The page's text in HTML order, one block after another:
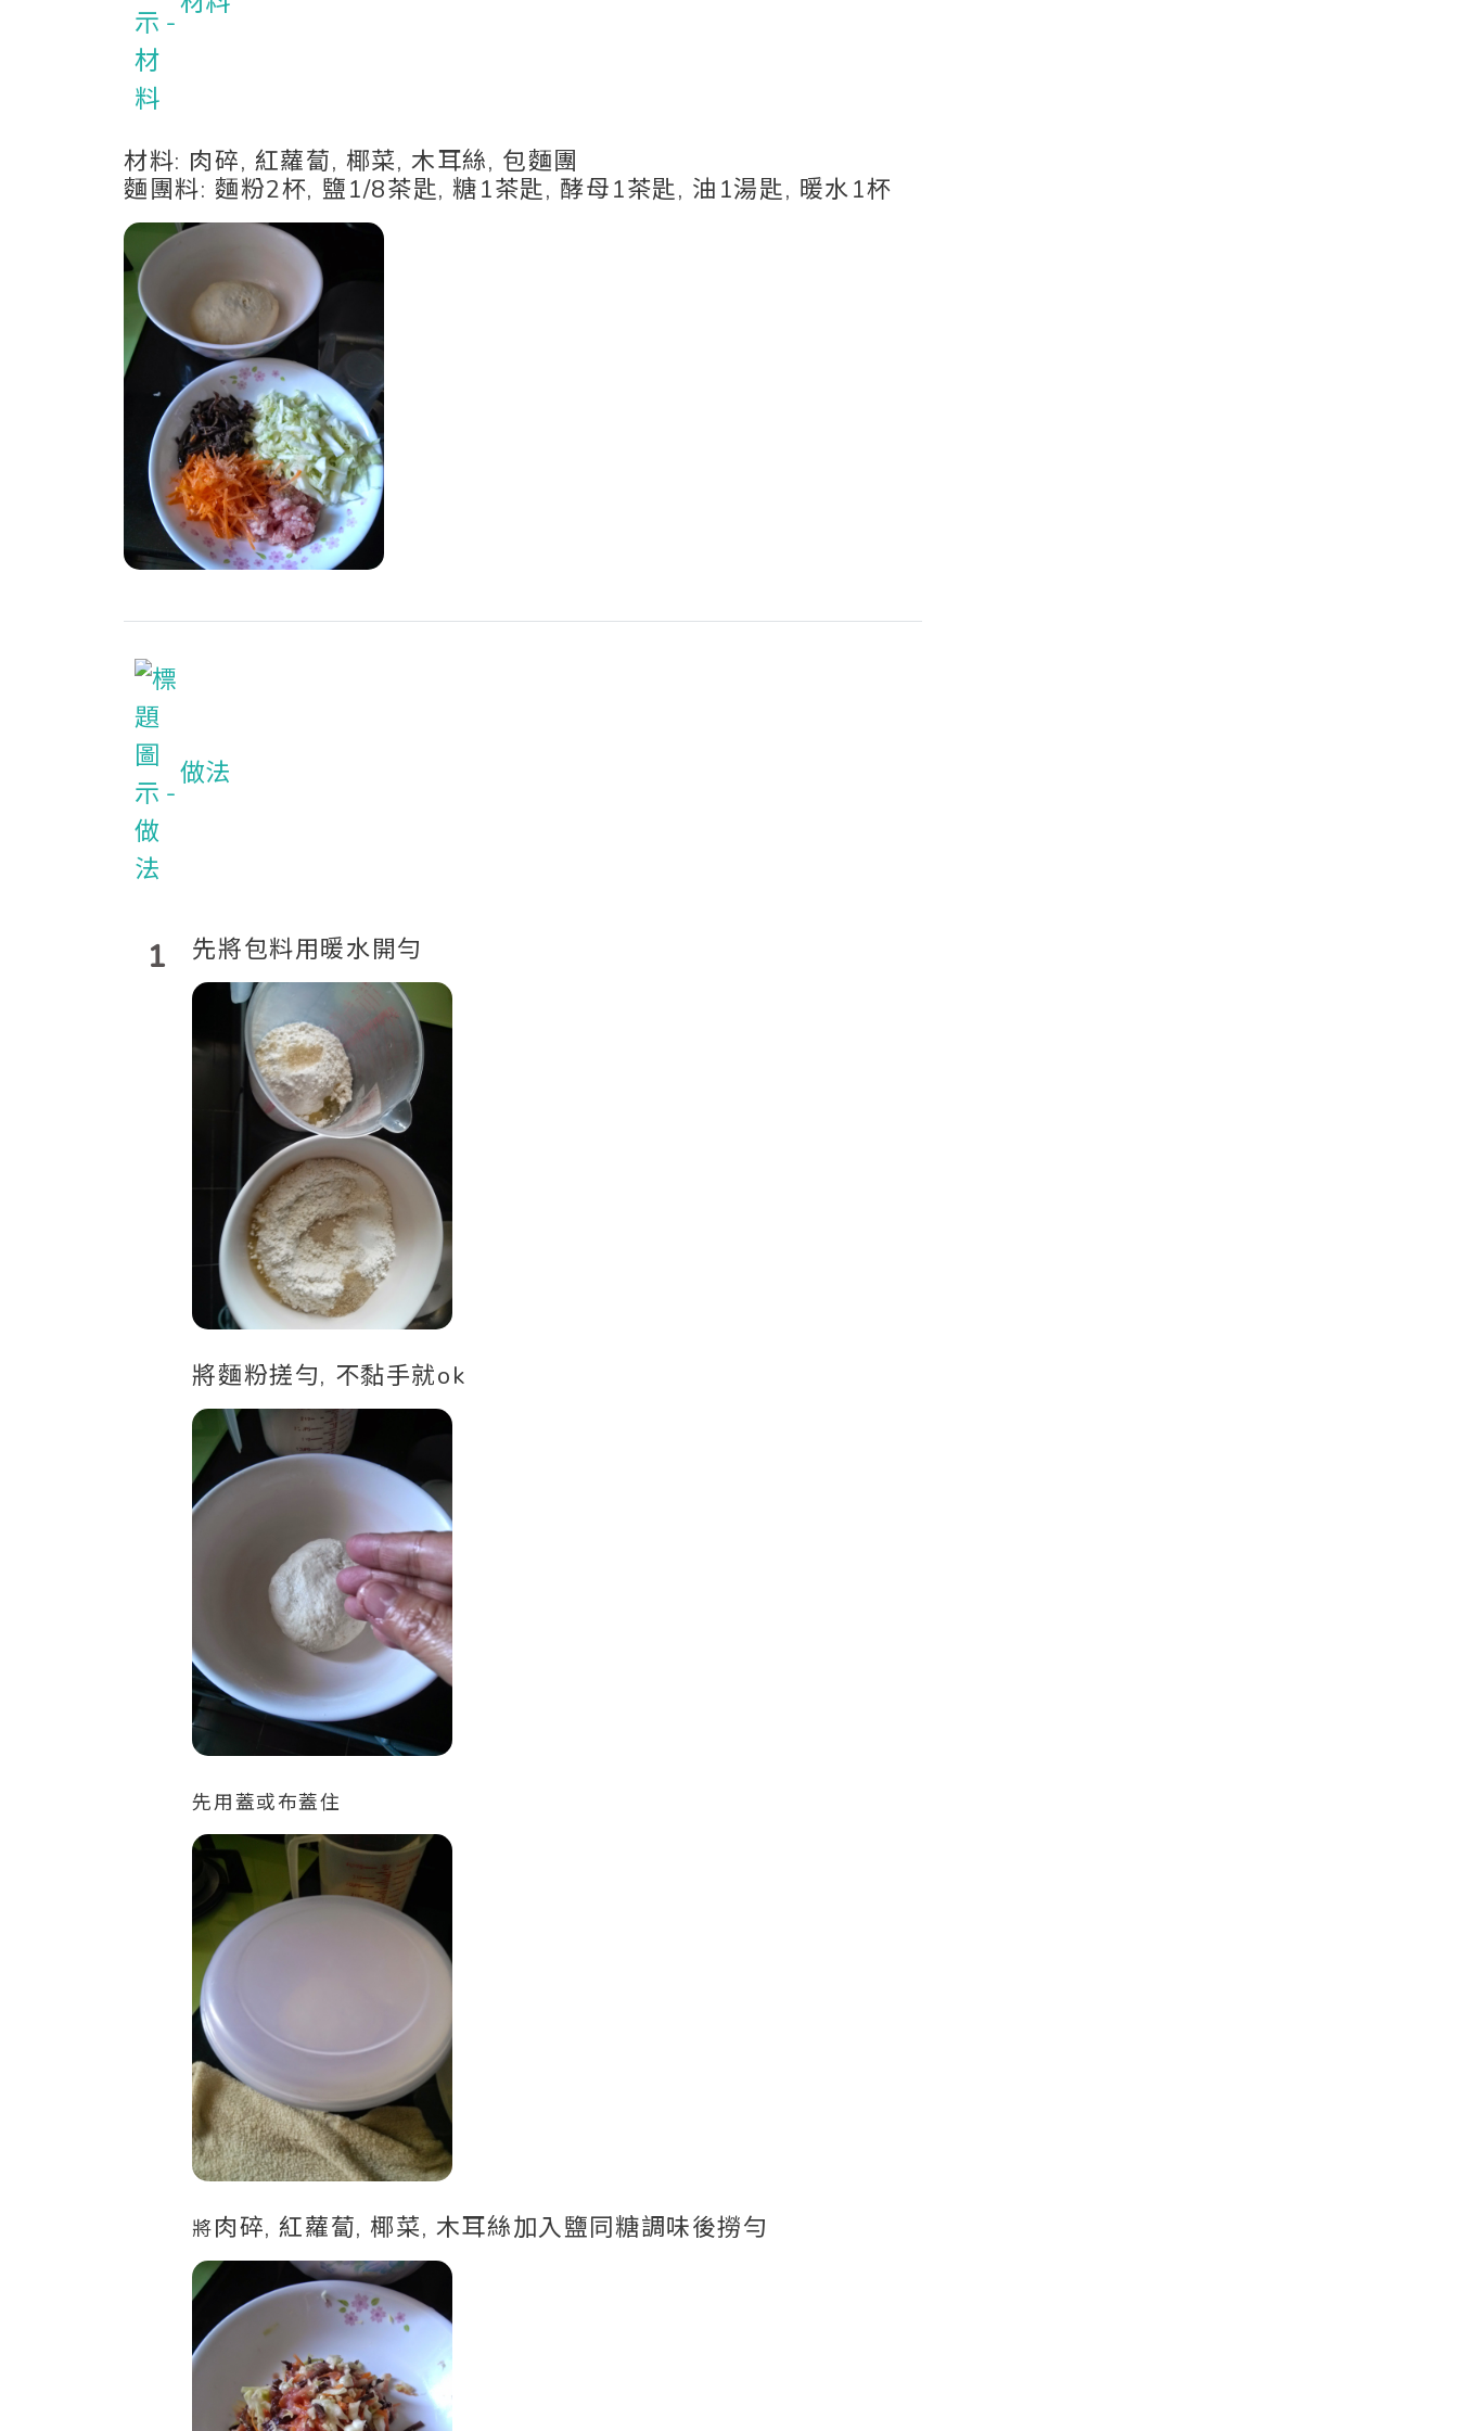
材料: 肉碎, 紅蘿蔔, 椰菜, 木耳絲, 包麵團
麵團料: 麵粉2杯, 鹽1/8茶匙, 糖1茶匙, 酵母1茶匙, 油1湯匙, 暖水1杯
做法
1 先將包料用暖水開勻
將麵粉搓勻, 不黏手就ok
先用蓋或布蓋住
將肉碎, 紅蘿蔔, 椰菜, 木耳絲加入鹽同糖調味後撈勻